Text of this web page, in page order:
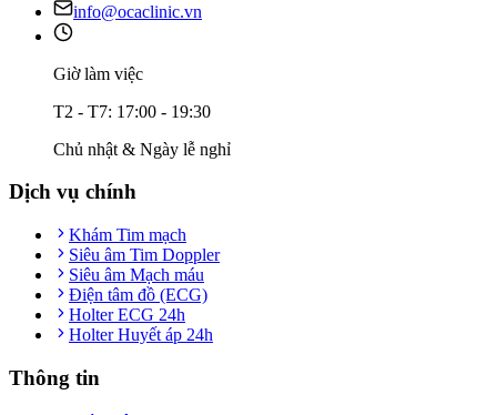
info@ocaclinic.vn
Giờ làm việc
T2 - T7: 17:00 - 19:30
Chủ nhật & Ngày lễ nghỉ
Dịch vụ chính
Khám Tim mạch
Siêu âm Tim Doppler
Siêu âm Mạch máu
Điện tâm đồ (ECG)
Holter ECG 24h
Holter Huyết áp 24h
Thông tin